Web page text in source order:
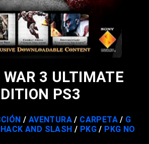
WAR 3 ULTIMATE
PS3
AVENTURA CARPETA
G
HACK AND SLASH PKG
PKG NO